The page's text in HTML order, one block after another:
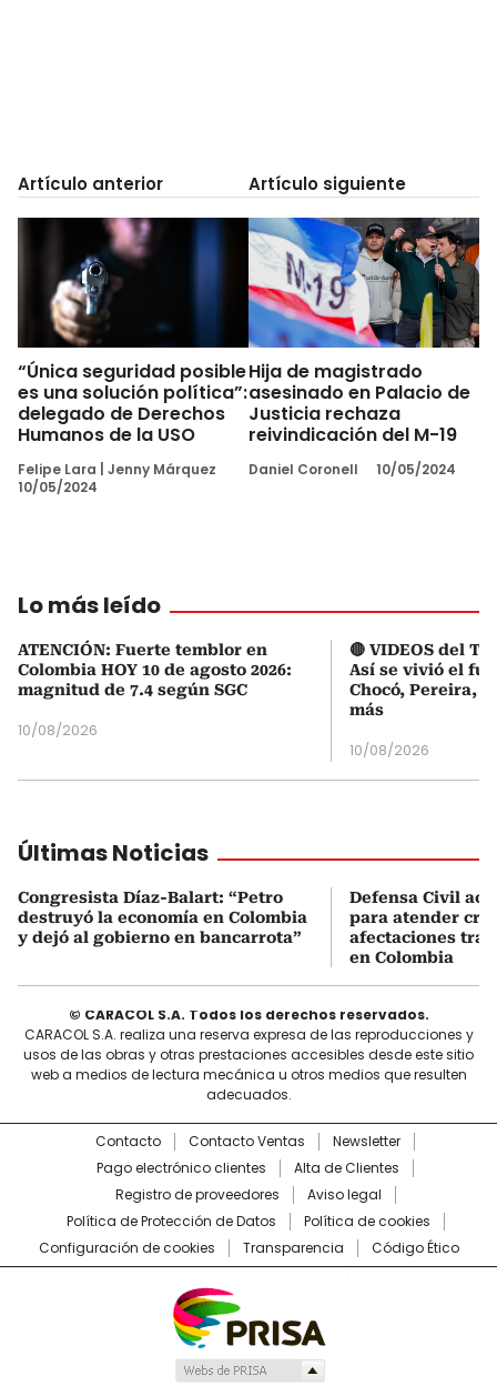
Artículo anterior
“Única seguridad posible
es una solución política”:
delegado de Derechos
Humanos de la USO
Felipe Lara
Jenny Márquez
10/05/2024
Artículo siguiente
Hija de magistrado
asesinado en Palacio de
Justicia rechaza
reivindicación del M-19
Daniel Coronell 10/05/2024
Lo más leído
ATENCIÓN: Fuerte temblor en
Colombia HOY 10 de agosto 2026:
magnitud de 7.4 según SGC
10/08/2026
🔴 VIDEOS del
Así se vivió el
Chocó, Pereira,
más
10/08/2026
Últimas Noticias
Congresista Díaz-Balart: “Petro
destruyó la economía en Colombia
y dejó al gobierno en bancarrota”
Defensa Civil
para atender
afectaciones
en Colombia
© CARACOL S.A. Todos los derechos reservados.
CARACOL S.A. realiza una reserva expresa de las reproducciones y
usos de las obras y otras prestaciones accesibles desde este sitio
web a medios de lectura mecánica u otros medios que resulten
adecuados.
Contacto Contacto Ventas
Newsletter
Pago electrónico clientes
Alta de Clientes
Registro de proveedores
Aviso legal
Política de Protección de Datos
Política de cookies
Configuración de cookies
Transparencia Código Ético